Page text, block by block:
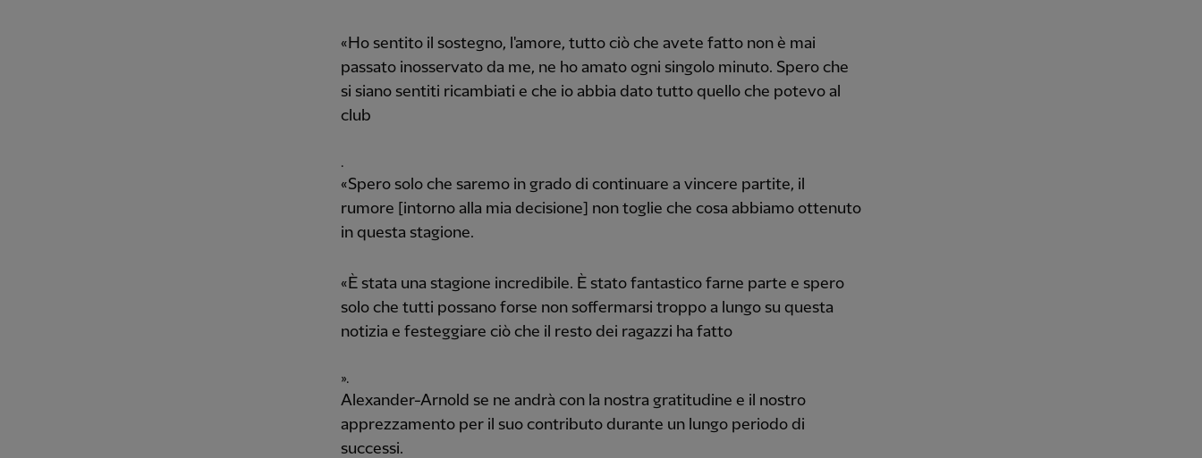
«Ho sentito il sostegno, l'amore, tutto ciò che avete fatto non è mai
passato inosservato da me, ne ho amato ogni singolo minuto. Spero che
si siano sentiti ricambiati e che io abbia dato tutto quello che potevo al
club
.
«Spero solo che saremo in grado di continuare a vincere partite, il
rumore [intorno alla mia decisione] non toglie che cosa abbiamo ottenuto
in questa stagione.
«È stata una stagione incredibile. È stato fantastico farne parte e spero
solo che tutti possano forse non soffermarsi troppo a lungo su questa
notizia e festeggiare ciò che il resto dei ragazzi ha fatto
».
Alexander-Arnold se ne andrà con la nostra gratitudine e il nostro
apprezzamento per il suo contributo durante un lungo periodo di
successi.